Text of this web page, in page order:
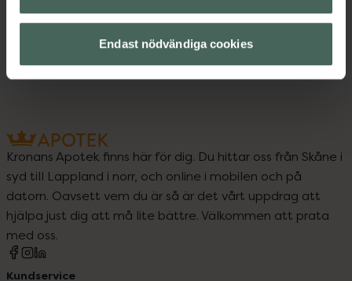
Endast nödvändiga cookies
Hudvård
Kroppsvård
Veganska produkter
Kronans Apotek finns här för dig. Du hittar oss från Skåne i
syd till Lappland i norr, och online i mobilen och på
datorn. Oavsett vem du är så är det vårt uppdrag att
hjälpa just dig att må lite bättre. Välkommen att prata
med oss.
Kundservice